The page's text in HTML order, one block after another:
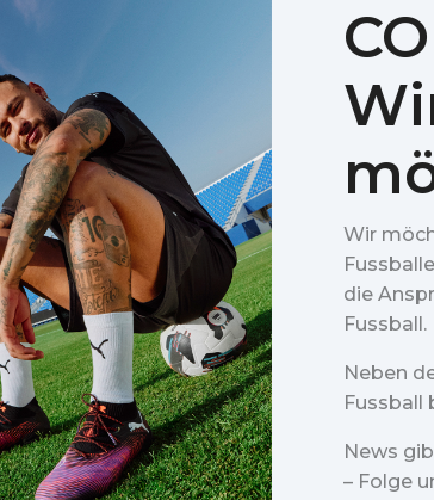
Wir
die
Fussball.
Neben
Fussball
News
– Folge